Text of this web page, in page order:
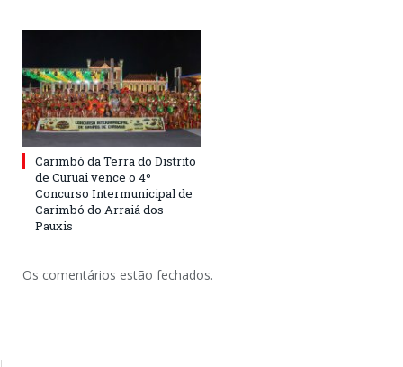
Carimbó da Terra do Distrito
de Curuai vence o 4º
Concurso Intermunicipal de
Carimbó do Arraiá dos
Pauxis
Os comentários estão fechados.